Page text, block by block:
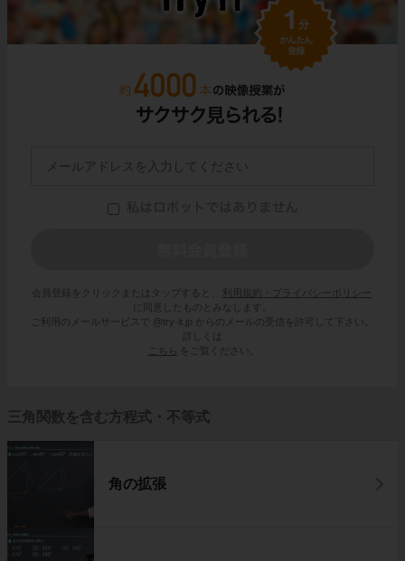
会員登録をクリックまたはタップすると、
利用規約・プライバシーポリシー
に同意したものとみなします。
ご利用のメールサービスで @try-it.jp からのメールの受信を許可して下さい。
詳しくは
こちら
をご覧ください。
三角関数を含む方程式・不等式
角の拡張